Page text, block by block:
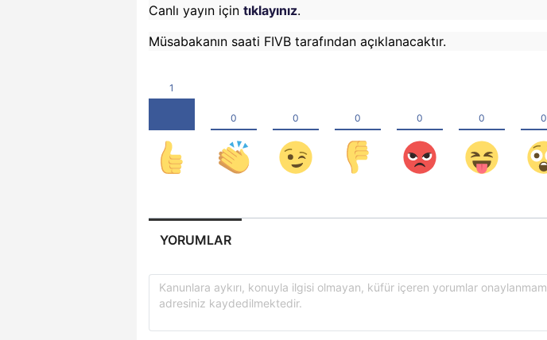
Canlı yayın için tıklayınız.
Müsabakanın saati FIVB tarafından açıklanacaktır.
YORUMLAR